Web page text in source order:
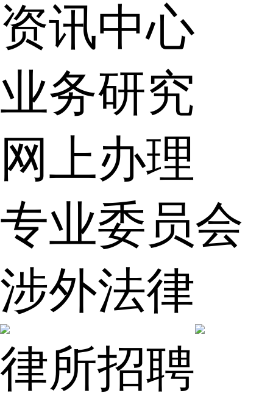
资讯中心
业务研究
网上办理
专业委员会
涉外法律
律所招聘